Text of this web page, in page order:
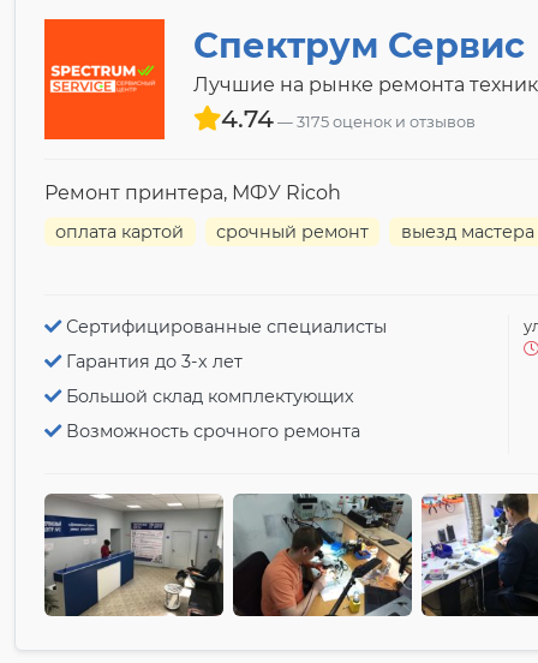
Спектрум Сервис
Лучшие на рынке ремонта
4.74 3175 оценок и отзывов
Ремонт принтера, МФУ Ricoh
оплата картой срочный ремонт выезд мастера
Сертифицированные специалисты
Гарантия до 3-х лет
Большой склад комплектующих
Возможность срочного ремонта